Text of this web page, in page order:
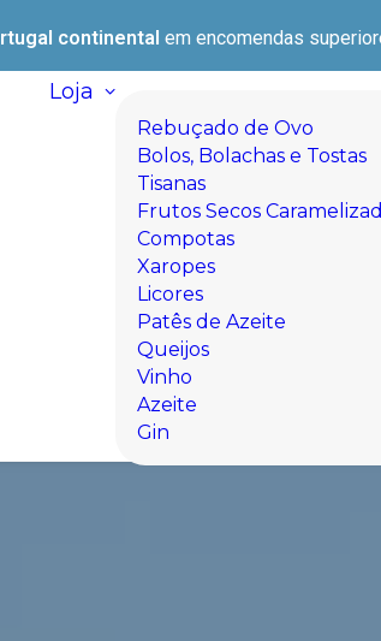
continental em encomendas
Loja
Rebuçado de Ovo
Bolos, Bolachas e Tostas
Tisanas
Frutos Secos
Compotas
Xaropes
Licores
Patês de Azeite
Queijos
Vinho
Azeite
Gin